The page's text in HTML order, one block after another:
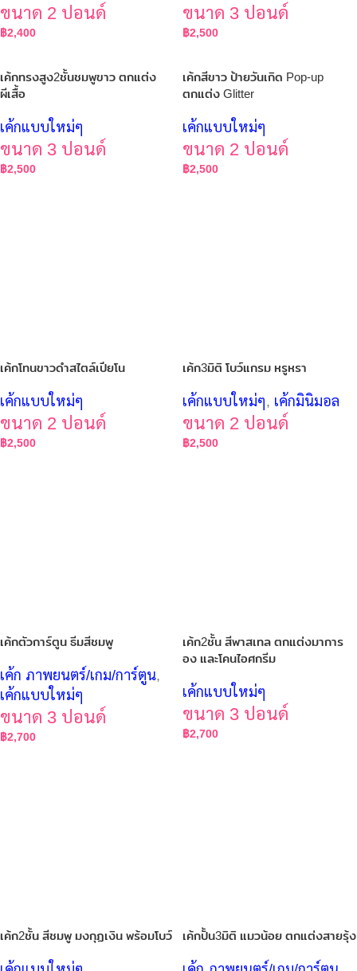
ขนาด 2 ปอนด์
฿2,400
ขนาด 3 ปอนด์
฿2,500
เค้กทรงสูง2ชั้นชมพูขาว ตกแต่ง
ผีเสื้อ
เค้กแบบใหม่ๆ
ขนาด 3 ปอนด์
฿2,500
เค้กสีขาว ป้ายวันเกิด Pop-up
ตกแต่ง Glitter
เค้กแบบใหม่ๆ
ขนาด 2 ปอนด์
฿2,500
เค้กโทนขาวดำสไตล์เปียโน
เค้กแบบใหม่ๆ
ขนาด 2 ปอนด์
฿2,500
เค้ก3มิติ โบว์แกรม หรูหรา
เค้กแบบใหม่ๆ, เค้กมินิมอล
ขนาด 2 ปอนด์
฿2,500
เค้กตัวการ์ตูน ธีมสีชมพู
เค้ก ภาพยนตร์/เกม/การ์ตูน,
เค้กแบบใหม่ๆ
ขนาด 3 ปอนด์
฿2,700
เค้ก2ชั้น สีพาสเทล ตกแต่งมาการ
อง และโคนไอศกรีม
เค้กแบบใหม่ๆ
ขนาด 3 ปอนด์
฿2,700
เค้ก2ชั้น สีชมพู มงกุฏเงิน พร้อมโบว์ เค้กปั้น3มิติ แมวน้อย ตกแต่งสายรุ้ง